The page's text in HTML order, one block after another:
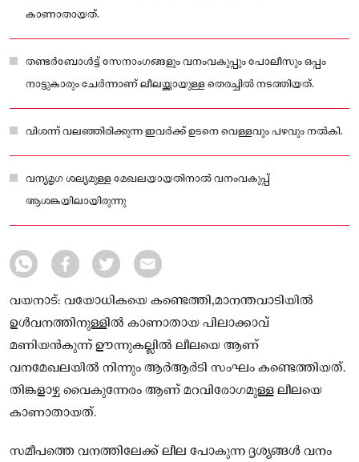
കാണാതായത്.
തണ്ടർബോൾട്ട് സേനാംഗങ്ങളും വനംവകുപ്പും പോലീസും ഒപ്പം
നാട്ടുകാരും ചേർന്നാണ് ലീലയ്ക്കായുള്ള തെരച്ചിൽ നടത്തിയത്.
വിശന്ന് വലഞ്ഞിരിക്കുന്ന ഇവർക്ക് ഉടനെ വെള്ളവും പഴവും നൽകി.
വന്യമൃഗ ശല്യമുള്ള മേഖലയായതിനാൽ വനംവകുപ്പ്
ആശങ്കയിലായിരുന്നു
വയനാട്: വയോധികയെ കണ്ടെത്തി,മാനന്തവാടിയിൽ
ഉൾവനത്തിനുള്ളിൽ കാണാതായ പിലാക്കാവ്
മണിയൻകുന്ന് ഊന്നുകല്ലിൽ ലീലയെ ആണ്
വനമേഖലയിൽ നിന്നും ആർആർടി സംഘം കണ്ടെത്തിയത്.
തിങ്കളാഴ്ച വൈകുന്നേരം ആണ് മറവിരോഗമുള്ള ലീലയെ
കാണാതായത്.
സമീപത്തെ വനത്തിലേക്ക് ലീല പോകുന്ന ദൃശ്യങ്ങൾ വനം